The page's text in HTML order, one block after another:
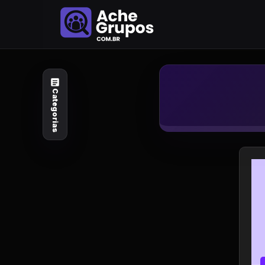
Explore por
assunto
Animais e Natureza
Arte e Design
Categorias